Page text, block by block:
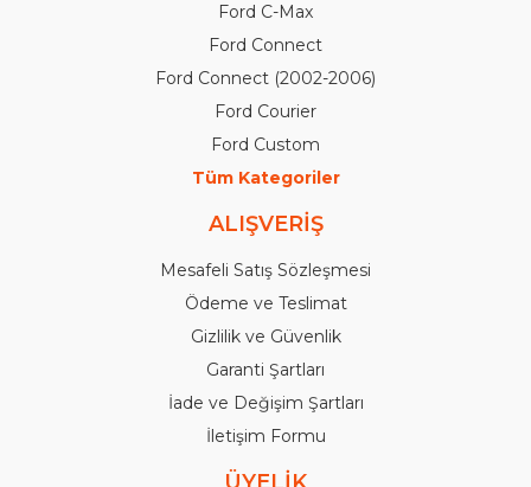
Ford C-Max
Ford Connect
Ford Connect (2002-2006)
Ford Courier
Ford Custom
Tüm Kategoriler
ALIŞVERİŞ
Mesafeli Satış Sözleşmesi
Ödeme ve Teslimat
Gizlilik ve Güvenlik
Garanti Şartları
İade ve Değişim Şartları
İletişim Formu